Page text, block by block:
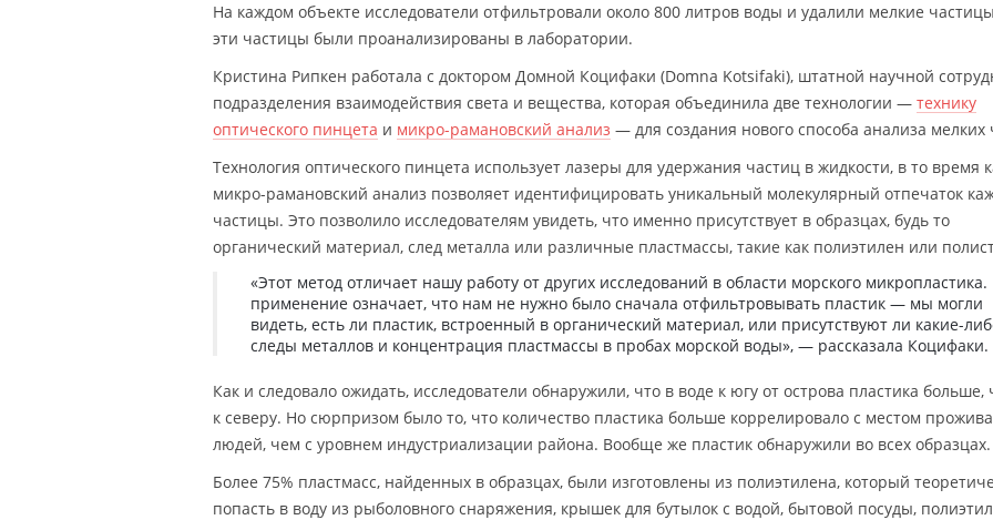
На каждом объекте исследователи отфильтровали около 800 литров воды и удалили мелкие
эти частицы были проанализированы в лаборатории.
Кристина Рипкен работала с доктором Домной Коцифаки (Domna Kotsifaki), штатной научной
подразделения взаимодействия света и вещества, которая объединила две технологии — технику
оптического пинцета и микро-рамановский анализ — для создания нового способа анализа мелких
Технология оптического пинцета использует лазеры для удержания частиц в жидкости, в то время
микро-рамановский анализ позволяет идентифицировать уникальный молекулярный отпечаток
частицы. Это позволило исследователям увидеть, что именно присутствует в образцах, будь то
органический материал, след металла или различные пластмассы, такие как полиэтилен или
«Этот метод отличает нашу работу от других исследований в области морского микропластика.
применение означает, что нам не нужно было сначала отфильтровывать пластик — мы могли
видеть, есть ли пластик, встроенный в органический материал, или присутствуют ли какие-
следы металлов и концентрация пластмассы в пробах морской воды», — рассказала Коцифаки.
Как и следовало ожидать, исследователи обнаружили, что в воде к югу от острова пластика больше,
к северу. Но сюрпризом было то, что количество пластика больше коррелировало с местом
людей, чем с уровнем индустриализации района. Вообще же пластик обнаружили во всех образцах.
Более 75% пластмасс, найденных в образцах, были изготовлены из полиэтилена, который
попасть в воду из рыболовного снаряжения, крышек для бутылок с водой, бытовой посуды,